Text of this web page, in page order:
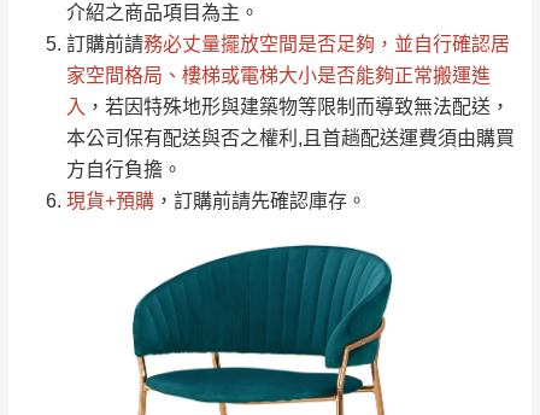
介紹之商品項目為主。
訂購前請務必丈量擺放空間是否足夠 ，並自行確認居
家空間格局、 樓梯或電梯大小是否能夠正常搬運進
入 ，若因特殊地形與建築物等限制而導致無法配送，
本公司保有配送與否之權利,且首趟配送運費須由購買
方自行負擔。
現貨+預購 ，訂購前請先確認庫存。
免 運
＊A108產品另收運費
新竹
峨眉鄉、五峰鄉、
橫山、北埔鄉、尖
石鄉、寶山鄉山
區、新埔山區、芎
雙溪、貢寮、烏
來、平溪、九份、
石門、林口 下福
接單後二日內(不含例假日)，我們客服會與您
電話聯絡或E-Mail通知確認訂單。
（線上客
服 LINE → @dershin）
下單前先詢問是否現貨 ，若未詢問下單後無
現貨我們客服會再來電或E-Mail與您聯絡
（洽詢方式請搜尋 Line ID →
地區恕無法提供運送 (詳見運送規章)。
配送範圍：
苗栗至基隆；其它地區暫不開放，如因特殊
地型限制(山區、鄉、鎮、村)、樓梯太小、無